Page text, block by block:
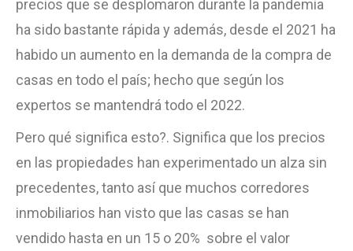
precios que se desplomaron durante la pandemia
ha sido bastante rápida y además, desde el 2021 ha
habido un aumento en la demanda de la compra de
casas en todo el país; hecho que según los
expertos se mantendrá todo el 2022.
Pero qué significa esto?. Significa que los precios
en las propiedades han experimentado un alza sin
precedentes, tanto así que muchos corredores
inmobiliarios han visto que las casas se han
vendido hasta en un 15 o 20% sobre el valor